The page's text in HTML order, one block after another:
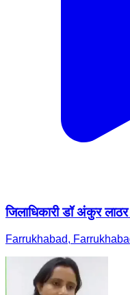
जिलाधिकारी डॉ अंकुर
Farrukhabad,